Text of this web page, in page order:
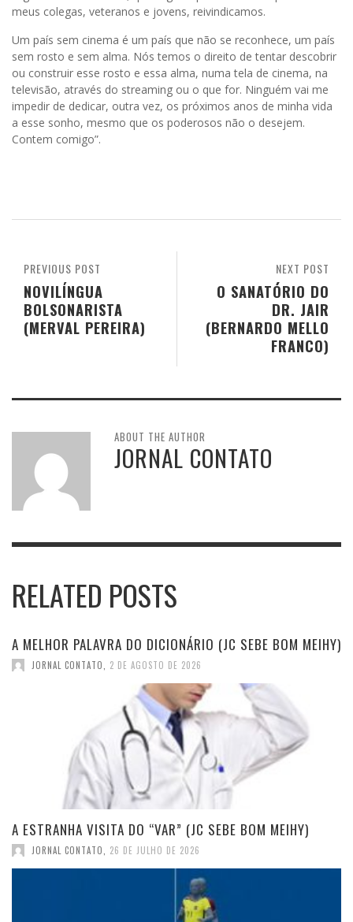
meus colegas, veteranos e jovens, reivindicamos.
Um país sem cinema é um país que não se reconhece, um país
sem rosto e sem alma. Nós temos o direito de tentar descobrir
ou construir esse rosto e essa alma, numa tela de cinema, na
televisão, através do streaming ou o que for. Ninguém vai me
impedir de dedicar, outra vez, os próximos anos de minha vida
a esse sonho, mesmo que os poderosos não o desejem.
Contem comigo”.
NEXT POST
O SANATÓRIO DO
DR. JAIR
(BERNARDO MELLO
FRANCO)
PREVIOUS POST
NOVILÍNGUA
BOLSONARISTA
(MERVAL PEREIRA)
ABOUT THE AUTHOR
JORNAL CONTATO
RELATED POSTS
A MELHOR PALAVRA DO DICIONÁRIO (JC SEBE BOM MEIHY)
JORNAL CONTATO 2 DE AGOSTO DE 2026
A ESTRANHA VISITA DO “VAR” (JC SEBE BOM MEIHY)
JORNAL CONTATO 26 DE JULHO DE 2026